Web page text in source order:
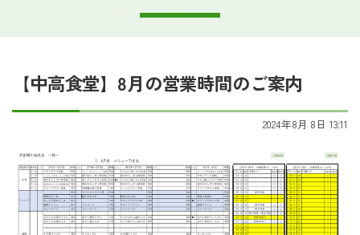
【中高食堂】8月の営業時間のご案内
2024年8月 8日 13:11